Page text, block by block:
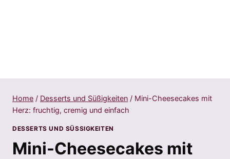
Home / Desserts und Süßigkeiten / Mini-Cheesecakes mit
Herz: fruchtig, cremig und einfach
DESSERTS UND SÜSSIGKEITEN
Mini-Cheesecakes mit